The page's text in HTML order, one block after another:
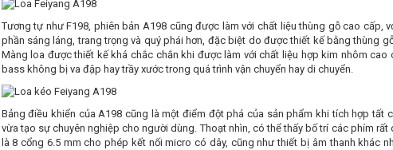
Tương tự như F198, phiên bản A198 cũng được làm với chất liệu thùng gỗ cao cấp,
phần sáng láng, trang trọng và quý phái hơn, đặc biệt do được thiết kế bằng thùng
Màng loa được thiết kế khá chắc chắn khi được làm với chất liệu hợp kim nhôm
bass không bị va đập hay trầy xước trong quá trình vận chuyển hay di chuyển.
Bảng điều khiển của A198 cũng là một điểm đột phá của sản phẩm khi tích hợp tất
vừa tạo sự chuyên nghiệp cho người dùng. Thoạt nhìn, có thể thấy bố trí các phím
là 8 cổng 6.5 mm cho phép kết nối micro có dây, cũng như thiết bị âm thanh khác